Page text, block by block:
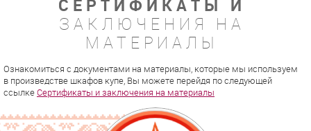
СЕРТИФИКАТЫ И
ЗАКЛЮЧЕНИЯ НА
МАТЕРИАЛЫ
Ознакомиться с документами на материалы, которые мы используем
в произведстве шкафов купе, Вы можете перейдя по следующей
ссылкеСертификаты и заключения на материалы